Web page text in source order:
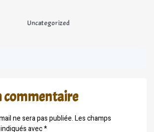
Uncategorized
commentaire
ne sera pas publiée.Les champs
avec*